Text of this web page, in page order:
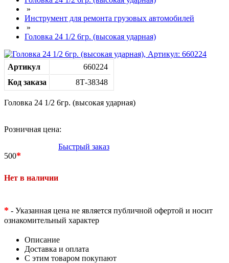
»
Инструмент для ремонта грузовых автомобилей
»
Головка 24 1/2 6гр. (высокая ударная)
Артикул
660224
Код заказа
8Т-38348
Головка 24 1/2 6гр. (высокая ударная)
Розничная цена:
500*
Нет в наличии
Быстрый заказ
* - Указанная цена не является публичной офертой и носит
ознакомительный характер
Описание
Доставка и оплата
С этим товаром покупают